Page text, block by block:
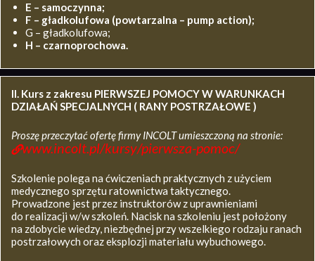
E – samoczynna;
F – gładkolufowa (powtarzalna – pump action);
G – gładkolufowa;
H – czarnoprochowa.
II. Kurs z zakresu PIERWSZEJ POMOCY W WARUNKACH
DZIAŁAŃ SPECJALNYCH ( RANY POSTRZAŁOWE )
Proszę przeczytać ofertę firmy INCOLT umieszczoną na stronie:
www.incolt.pl/kursy/pierwsza-pomoc/
Szkolenie polega na ćwiczeniach praktycznych z użyciem
medycznego sprzętu ratownictwa taktycznego.
Prowadzone jest przez instruktorów z uprawnieniami
do realizacji w/w szkoleń. Nacisk na szkoleniu jest położony
na zdobycie wiedzy, niezbędnej przy wszelkiego rodzaju ranach
postrzałowych oraz eksplozji materiału wybuchowego.